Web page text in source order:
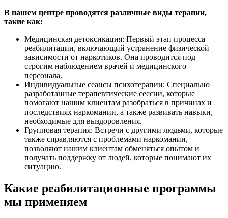
В нашем центре проводятся различные виды терапии,
такие как:
Медицинская детоксикация: Первый этап процесса
реабилитации, включающий устранение физической
зависимости от наркотиков. Она проводится под
строгим наблюдением врачей и медицинского
персонала.
Индивидуальные сеансы психотерапии: Специально
разработанные терапевтические сессии, которые
помогают нашим клиентам разобраться в причинах и
последствиях наркомании, а также развивать навыки,
необходимые для выздоровления.
Групповая терапия: Встречи с другими людьми, которые
также справляются с проблемами наркомании,
позволяют нашим клиентам обменяться опытом и
получать поддержку от людей, которые понимают их
ситуацию.
Какие реабилитационные программы
мы применяем